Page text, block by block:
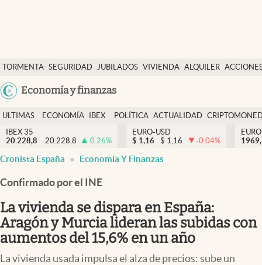
TORMENTA SEGURIDAD JUBILADOS VIVIENDA ALQUILER
Economía y finanzas
Economía y finanzas
Política
Actualidad
Criptomonedas
España
ULTIMAS
NOTICIAS
ECONOMÍA
FINANZAS
IBEX
EURO
POLÍTICA ACTUALIDAD
IBEX 35
20.228,8
20.228,8 0.26%
EURO-USD
$ 1,16 $ 1,16 -0.04%
Cronista España Economía Y Finanzas
Confirmado por el INE
La vivienda se dispara en España:
Aragón y Murcia lideran las subidas con
aumentos del 15,6% en un año
La vivienda usada impulsa el alza de precios: sube un